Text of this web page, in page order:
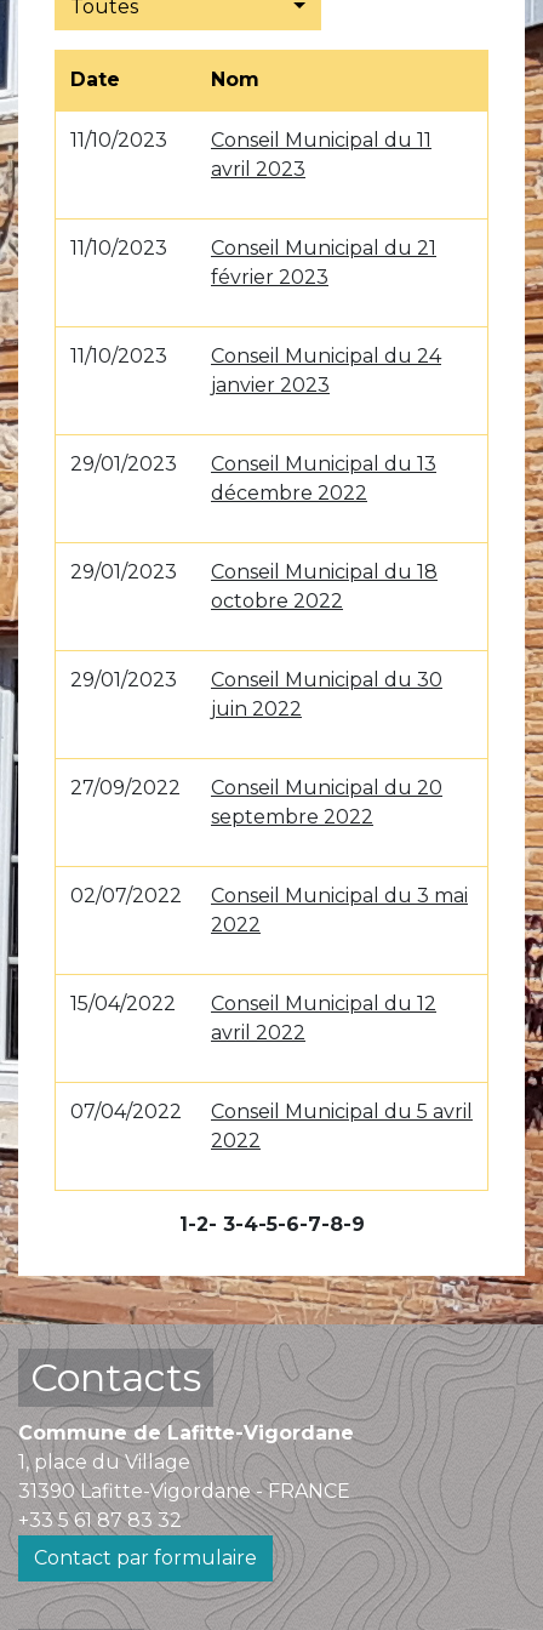
Toutes
Date Nom
11/10/2023
Conseil Municipal du 11
avril 2023
11/10/2023
Conseil Municipal du 21
février 2023
11/10/2023
Conseil Municipal du 24
janvier 2023
29/01/2023
Conseil Municipal du 13
décembre 2022
29/01/2023
Conseil Municipal du 18
octobre 2022
29/01/2023
Conseil Municipal du 30
juin 2022
27/09/2022
Conseil Municipal du 20
septembre 2022
02/07/2022
Conseil Municipal du 3 mai
2022
15/04/2022
Conseil Municipal du 12
avril 2022
07/04/2022
Conseil Municipal du 5 avril
2022
1-2- 3-4-5-6-7-8-9
Contacts
Commune de Lafitte-Vigordane
1, place du Village
31390 Lafitte-Vigordane - FRANCE
+33 5 61 87 83 32
Contact par formulaire